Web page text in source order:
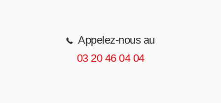
Appelez-nous au
03 20 46 04 04